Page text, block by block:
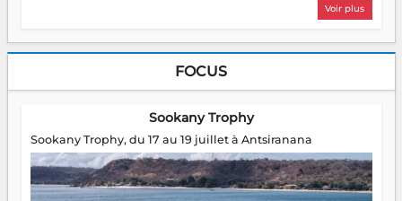
Voir plus
FOCUS
Sookany Trophy
Sookany Trophy, du 17 au 19 juillet à Antsiranana